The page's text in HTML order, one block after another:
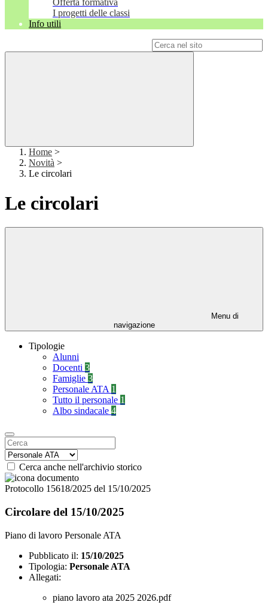
Offerta formativa
I progetti delle classi
Info utili
Home >
Novità >
Le circolari
Le circolari
Menu di
navigazione
Tipologie
Alunni
Docenti 3
Famiglie 3
Personale ATA 1
Tutto il personale 1
Albo sindacale 4
Cerca anche nell'archivio storico
Protocollo 15618/2025 del 15/10/2025
Circolare del 15/10/2025
Piano di lavoro Personale ATA
Pubblicato il: 15/10/2025
Tipologia: Personale ATA
Allegati:
piano lavoro ata 2025 2026.pdf